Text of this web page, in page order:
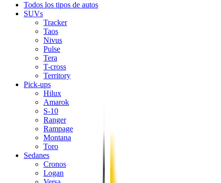
Todos los tipos de autos
SUVs
Tracker
Taos
Nivus
Pulse
Tera
T-cross
Territory
Pick-ups
Hilux
Amarok
S-10
Ranger
Rampage
Montana
Toro
Sedanes
Cronos
Logan